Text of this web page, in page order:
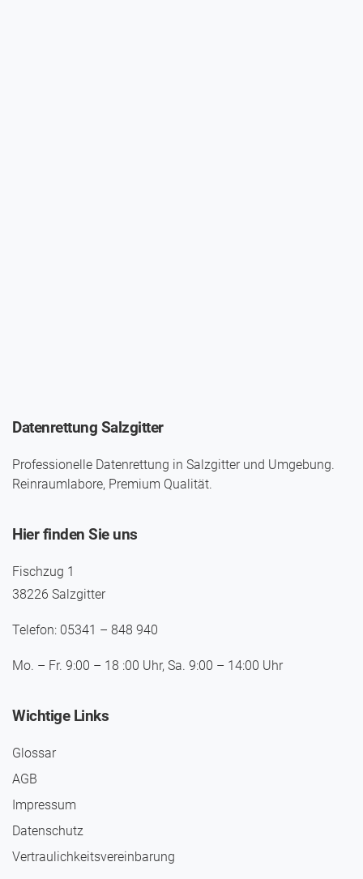
Datenrettung Salzgitter
Professionelle Datenrettung in Salzgitter und Umgebung.
Reinraumlabore, Premium Qualität.
Hier finden Sie uns
Fischzug 1
38226 Salzgitter
Telefon: 05341 – 848 940
Mo. – Fr. 9:00 – 18 :00 Uhr, Sa. 9:00 – 14:00 Uhr
Wichtige Links
Glossar
AGB
Impressum
Daten­schutz
Vertraulichkeits­vereinbarung